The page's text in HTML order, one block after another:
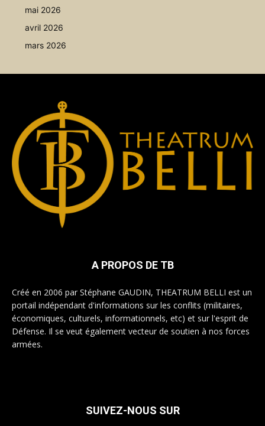
mai 2026
avril 2026
mars 2026
A PROPOS DE TB
Créé en 2006 par Stéphane GAUDIN, THEATRUM BELLI est un
portail indépendant d'informations sur les conflits (militaires,
économiques, culturels, informationnels, etc) et sur l'esprit de
Défense. Il se veut également vecteur de soutien à nos forces
armées.
SUIVEZ-NOUS SUR